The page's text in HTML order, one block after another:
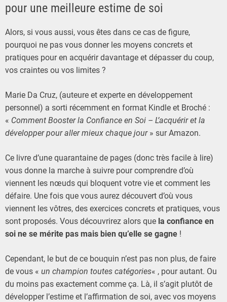
pour une meilleure estime de soi
Alors, si vous aussi, vous êtes dans ce cas de figure,
pourquoi ne pas vous donner les moyens concrets et
pratiques pour en acquérir davantage et dépasser du coup,
vos craintes ou vos limites ?
Marie Da Cruz, (auteure et experte en développement
personnel) a sorti récemment en format Kindle et Broché :
« Comment Booster la Confiance en Soi – L’acquérir et la
développer pour aller mieux chaque jour» sur Amazon.
Ce livre d’une quarantaine de pages (donc très facile à lire)
vous donne la marche à suivre pour comprendre d’où
viennent les nœuds qui bloquent votre vie et comment les
défaire. Une fois que vous aurez découvert d’où vous
viennent les vôtres, des exercices concrets et pratiques, vous
sont proposés. Vous découvrirez alors que la confiance en
soi ne se mérite pas mais bien qu’elle se gagne !
Cependant, le but de ce bouquin n’est pas non plus, de faire
de vous « un champion toutes catégories« , pour autant. Ou
du moins pas exactement comme ça. Là, il s’agit plutôt de
développer l’estime et l’affirmation de soi, avec vos moyens